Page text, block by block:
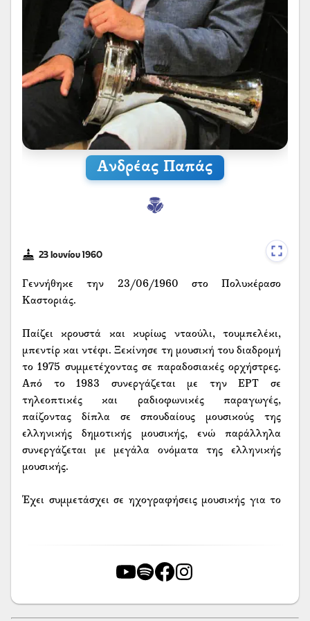
Ανδρέας Παπάς
23 Ιουνίου 1960
Γεννήθηκε την 23/06/1960 στο Πολυκέρασο
Καστοριάς.
Παίζει κρουστά και κυρίως νταούλι, τουμπελέκι,
μπεντίρ και ντέφι. Ξεκίνησε τη μουσική του διαδρομή
το 1975 συμμετέχοντας σε παραδοσιακές ορχήστρες.
Από το 1983 συνεργάζεται με την ΕΡΤ σε
τηλεοπτικές και ραδιοφωνικές παραγωγές,
παίζοντας δίπλα σε σπουδαίους μουσικούς της
ελληνικής δημοτικής μουσικής, ενώ παράλληλα
συνεργάζεται με μεγάλα ονόματα της ελληνικής
μουσικής.
Έχει συμμετάσχει σε ηχογραφήσεις μουσικής για το
υπό την διεύθυνση του Σταύρου Ξαρχάκου. Έχει
συνεργαστεί με το Μέγαρο Μουσικής σε διάφορες
ελληνικά φεστιβάλ (Womad, Athens Ethnic Jazz